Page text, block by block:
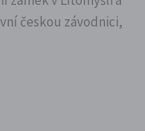
českou závodnici,